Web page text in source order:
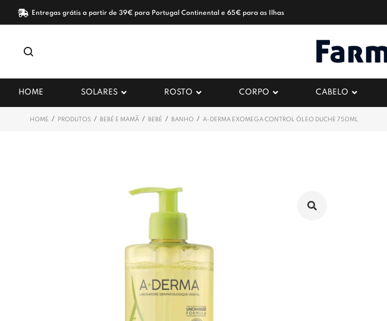
Entregas grátis a partir de 39€ para Portugal Continental e 65€ para as Ilhas
HOME SOLARES ROSTO CORPO CABELO
HOME / PRODUTOS / BEBÉ E MAMÃ / BEBÉ / BANHO / A-DERMA EXOMEGA CONTROL ÓLEO DUCHE 750ML